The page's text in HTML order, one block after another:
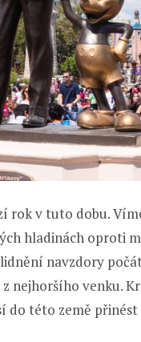
rok v tuto dobu.
hladinách oproti
navzdory
nejhoršího venku.
do této země